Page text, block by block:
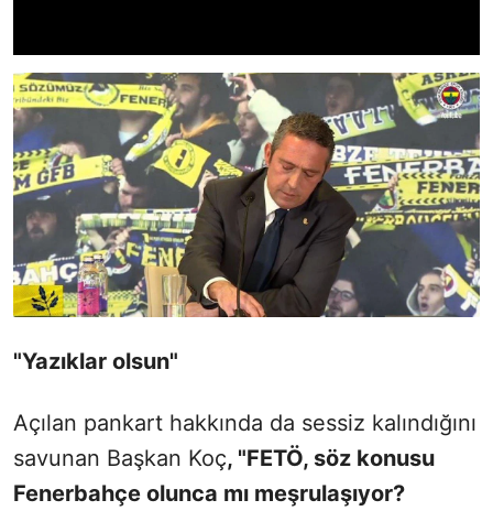
"Yazıklar olsun"
Açılan pankart hakkında da sessiz kalındığını
savunan Başkan Koç, "FETÖ, söz konusu
Fenerbahçe olunca mı meşrulaşıyor?